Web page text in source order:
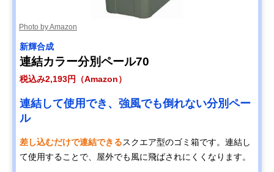
Photo by Amazon
新輝合成
連結カラー分別ペール70
税込み2,193円（Amazon）
連結して使用でき、強風でも倒れない分別ペー
ル
差し込むだけで連結できるスクエア型のゴミ箱です。連結し
て使用することで、屋外でも風に飛ばされにくくなります。